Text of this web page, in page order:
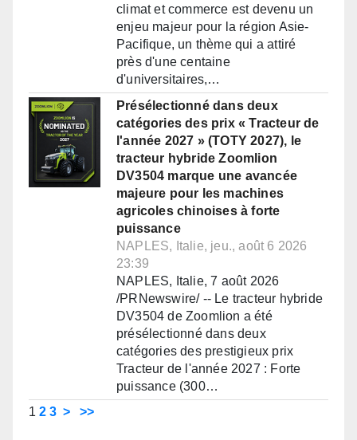
climat et commerce est devenu un
enjeu majeur pour la région Asie-
Pacifique, un thème qui a attiré
près d'une centaine
d'universitaires,…
Présélectionné dans deux
catégories des prix « Tracteur de
l'année 2027 » (TOTY 2027), le
tracteur hybride Zoomlion
DV3504 marque une avancée
majeure pour les machines
agricoles chinoises à forte
puissance
NAPLES, Italie, jeu., août 6 2026
23:39
NAPLES, Italie, 7 août 2026
/PRNewswire/ -- Le tracteur hybride
DV3504 de Zoomlion a été
présélectionné dans deux
catégories des prestigieux prix
Tracteur de l'année 2027 : Forte
puissance (300…
1 2 3 > >>